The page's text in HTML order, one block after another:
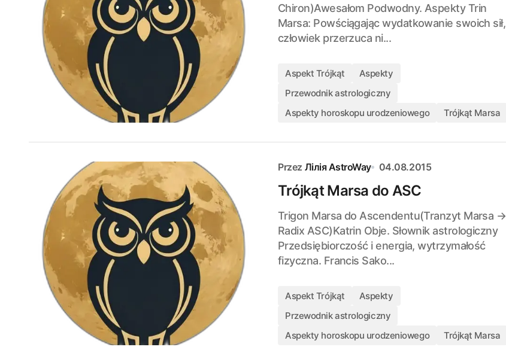
Chiron)Awe­sa­łom Podwodny. Aspekty Trin
Marsa: Powściągając wydatkowanie swoich sił,
człowiek przerzuca ni...
Aspekt Trójkąt
Aspekty
Przewodnik astrologiczny
Aspekty horoskopu urodzeniowego
Trójkąt Marsa
Przez Лілія AstroWay 04.08.2015
Trójkąt Marsa do ASC
Trigon Marsa do Ascendentu(Tranzyt Marsa →
Radix ASC)Katrin Obje. Słownik astrologiczny
Przedsiębiorczość i energia, wytrzymałość
fizyczna. Francis Sako...
Aspekt Trójkąt
Aspekty
Przewodnik astrologiczny
Aspekty horoskopu urodzeniowego
Trójkąt Marsa